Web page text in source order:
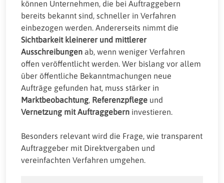
können Unternehmen, die bei Auftraggebern
bereits bekannt sind, schneller in Verfahren
einbezogen werden. Andererseits nimmt die
Sichtbarkeit kleinerer und mittlerer
Ausschreibungen ab, wenn weniger Verfahren
offen veröffentlicht werden. Wer bislang vor allem
über öffentliche Bekanntmachungen neue
Aufträge gefunden hat, muss stärker in
Marktbeobachtung, Referenzpflege und
Vernetzung mit Auftraggebern investieren.
Besonders relevant wird die Frage, wie transparent
Auftraggeber mit Direktvergaben und
vereinfachten Verfahren umgehen.